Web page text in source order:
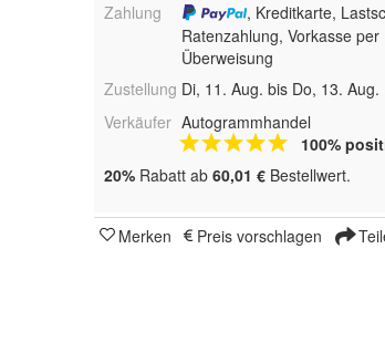
Zahlung
, Kreditkarte,
Ratenzahlung, Vorkasse per
Überweisung
Zustellung Di, 11. Aug. bis Do, 13. Aug.
Verkäufer Autogrammhandel
100%
20% Rabatt ab 60,01 € Bestellwert.
Merken Preis vorschlagen